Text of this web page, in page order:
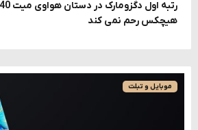
هیچکس رحم نمی کند
موبایل و تبلت